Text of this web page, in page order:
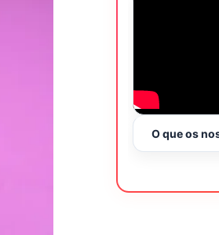
O que os